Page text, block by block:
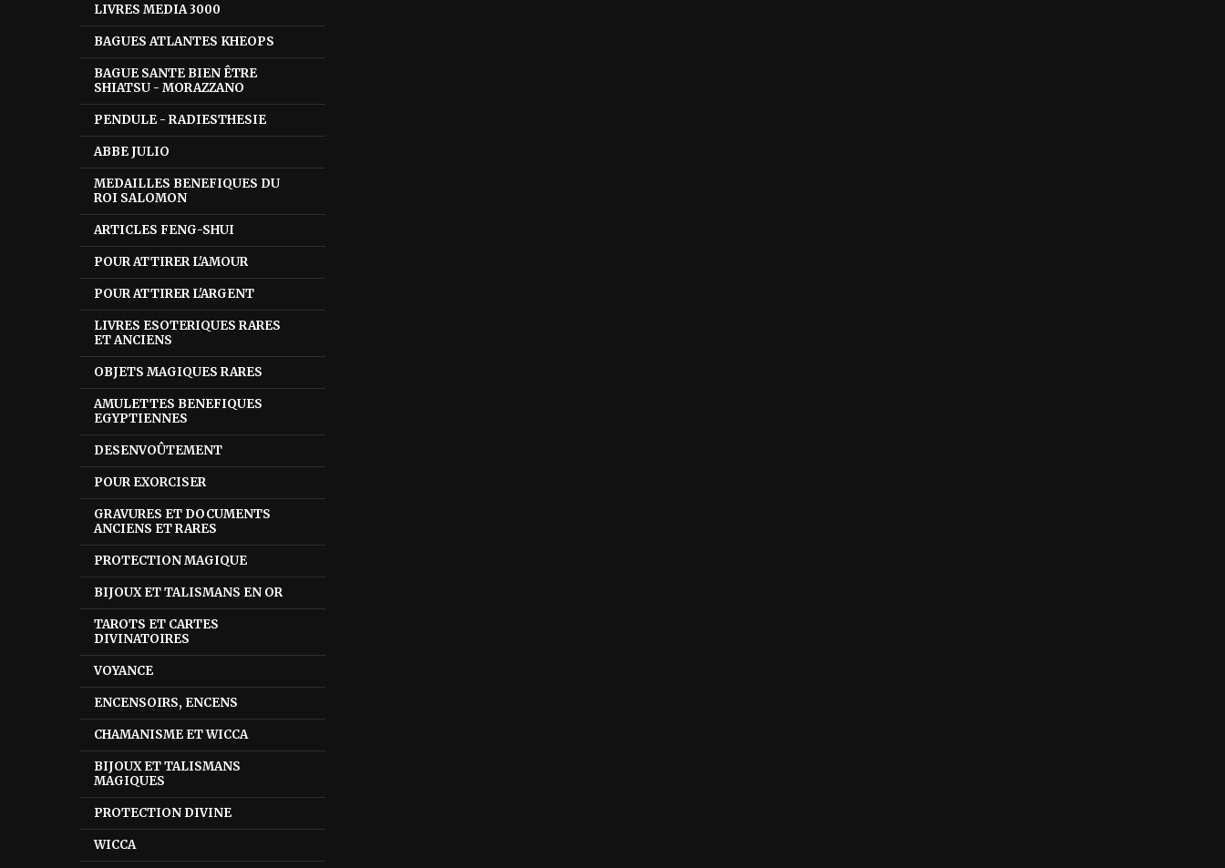
LIVRES MEDIA 3000
BAGUES ATLANTES KHEOPS
BAGUE SANTE BIEN ÊTRE
SHIATSU - MORAZZANO
PENDULE - RADIESTHESIE
ABBE JULIO
MEDAILLES BENEFIQUES DU
ROI SALOMON
ARTICLES FENG-SHUI
POUR ATTIRER L'AMOUR
POUR ATTIRER L'ARGENT
LIVRES ESOTERIQUES RARES
ET ANCIENS
OBJETS MAGIQUES RARES
AMULETTES BENEFIQUES
EGYPTIENNES
DESENVOÛTEMENT
POUR EXORCISER
GRAVURES ET DOCUMENTS
ANCIENS ET RARES
PROTECTION MAGIQUE
BIJOUX ET TALISMANS EN OR
TAROTS ET CARTES
DIVINATOIRES
VOYANCE
ENCENSOIRS, ENCENS
CHAMANISME ET WICCA
BIJOUX ET TALISMANS
MAGIQUES
PROTECTION DIVINE
WICCA